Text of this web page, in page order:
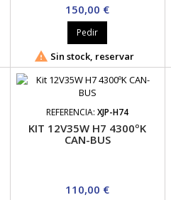
Precio
150,00 €
Pedir
 Sin stock, reservar
REFERENCIA:XJP-H74
KIT 12V35W H7 4300ºK
CAN-BUS
Precio
110,00 €